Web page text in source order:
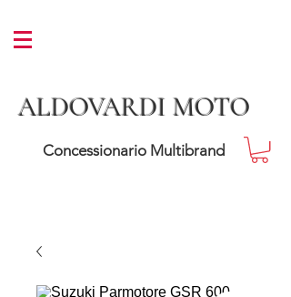
ALDOVARDI MOTO
Concessionario Multibrand